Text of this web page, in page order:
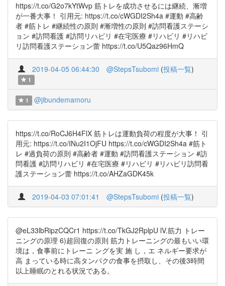
https://t.co/G2o7kYtWvp 筋トレを成功させるには継続、漸増
が一番大事！ 引用元: https://t.co/cWGDI2Sh4a #運動 #高齢
者 #筋トレ #継続性の原則 #漸増性の原則 #訪問看護ステーシ
ョン #訪問看護 #訪問リハビリ #在宅医療 #リハビリ #リハビ
リ訪問看護ステーション蕾 https://t.co/U5Qaz96HmQ
2019-04-05 06:44:30 @StepsTsubomi (投稿一覧)
1
1 @jibundemamoru
https://t.co/RoCJ6H4FlX 筋トレは運動負荷の程度が大事！ 引
用元: https://t.co/INu2I1OjFU https://t.co/cWGDI2Sh4a #筋ト
レ #過負荷の原則 #高齢者 #運動 #訪問看護ステーション #訪
問看護 #訪問リハビリ #在宅医療 #リハビリ #リハビリ訪問看
護ステーション蕾 https://t.co/AHZaGDK45k
2019-04-03 07:01:41 @StepsTsubomi (投稿一覧)
@eL33lbRipzCQCr1 https://t.co/TkGJ2RplpU lV.筋力 トレー
ニングの原理 6)超回復の原則 筋力トレーニングの最もいい環
境は，食事前にトレーニ ングを実 施 し，エ ネルギー要求が
高 まっている時に高タンパクの食事を摂取し、その後3時間
以上睡眠のとれる状況である。